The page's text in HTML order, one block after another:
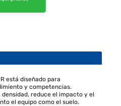
está diseñado para
y competencias.
reduce el impacto y el
el equipo como el suelo.